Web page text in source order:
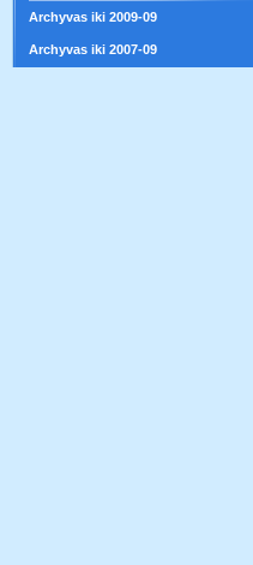
Archyvas iki 2009-09
Archyvas iki 2007-09